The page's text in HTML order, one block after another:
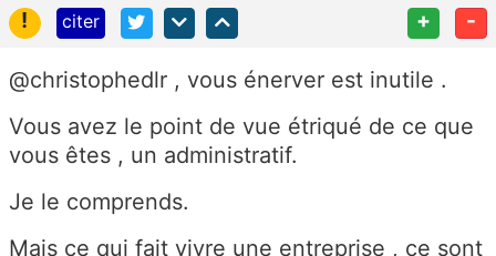
!
citer + -
@christophedlr , vous énerver est inutile .
Vous avez le point de vue étriqué de ce que
vous êtes , un administratif.
Je le comprends.
Mais ce qui fait vivre une entreprise , ce sont